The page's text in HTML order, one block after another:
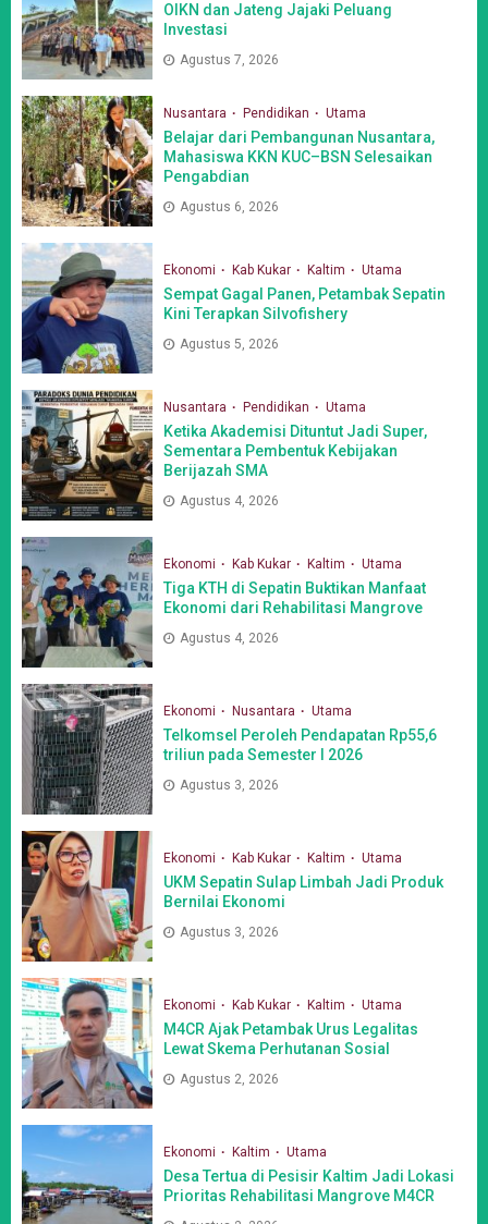
OIKN dan Jateng Jajaki Peluang
Investasi
Agustus 7, 2026
Nusantara Pendidikan Utama
Belajar dari Pembangunan Nusantara,
Mahasiswa KKN KUC–BSN Selesaikan
Pengabdian
Agustus 6, 2026
Ekonomi Kab Kukar Kaltim Utama
Sempat Gagal Panen, Petambak Sepatin
Kini Terapkan Silvofishery
Agustus 5, 2026
Nusantara Pendidikan Utama
Ketika Akademisi Dituntut Jadi Super,
Sementara Pembentuk Kebijakan
Berijazah SMA
Agustus 4, 2026
Ekonomi Kab Kukar Kaltim Utama
Tiga KTH di Sepatin Buktikan Manfaat
Ekonomi dari Rehabilitasi Mangrove
Agustus 4, 2026
Ekonomi Nusantara Utama
Telkomsel Peroleh Pendapatan Rp55,6
triliun pada Semester I 2026
Agustus 3, 2026
Ekonomi Kab Kukar Kaltim Utama
UKM Sepatin Sulap Limbah Jadi Produk
Bernilai Ekonomi
Agustus 3, 2026
Ekonomi Kab Kukar Kaltim Utama
M4CR Ajak Petambak Urus Legalitas
Lewat Skema Perhutanan Sosial
Agustus 2, 2026
Ekonomi Kaltim Utama
Desa Tertua di Pesisir Kaltim Jadi Lokasi
Prioritas Rehabilitasi Mangrove M4CR